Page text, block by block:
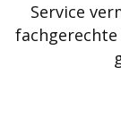
Service